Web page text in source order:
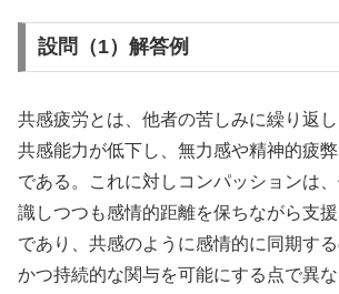
設問（1）解答例
共感疲労とは、他者の苦しみに繰り返
共感能力が低下し、無力感や精神的疲
である。これに対しコンパッションは
識しつつも感情的距離を保ちながら支
であり、共感のように感情的に同期す
かつ持続的な関与を可能にする点で異な